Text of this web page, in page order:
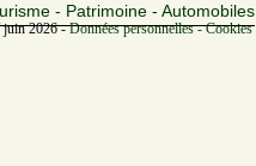
- Patrimoine - Automobiles
juin 2026 -Données personnelles -